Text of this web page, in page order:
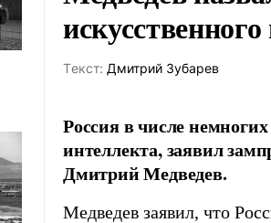
Tекст: Дмитрий Зубарев
Россия в числе
интеллекта, заявил
Дмитрий Медведев.
Медведев заявил, что